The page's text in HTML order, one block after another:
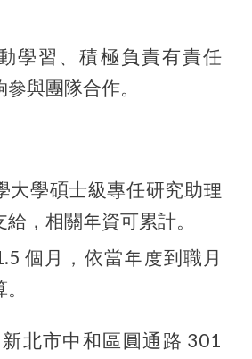
學習、積極負責有責任
與團隊合作。
大學碩士級專任研究助理
，相關年資可累計。
個月，依當年度到職月
新北市中和區圓通路 301